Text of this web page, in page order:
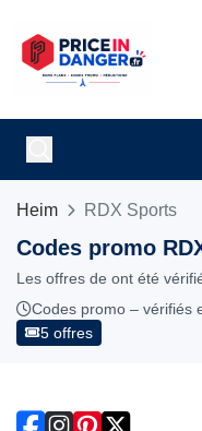
Heim RDX Sports
Codes promo
Les offres de ont été
Codes promo – vérifiés
5 offres